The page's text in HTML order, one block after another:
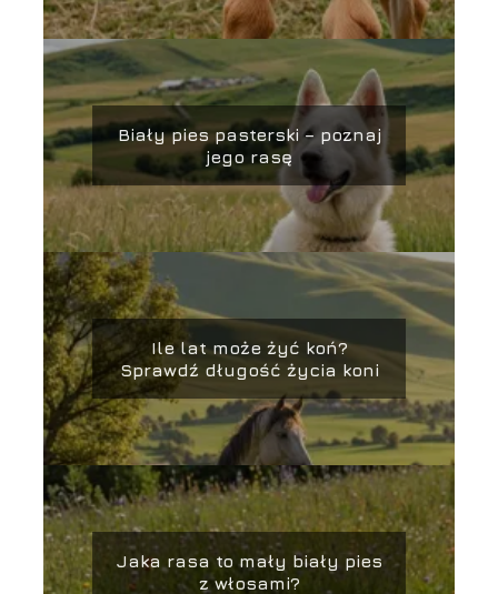
Biały pies pasterski – poznaj
jego rasę
Ile lat może żyć koń?
Sprawdź długość życia koni
Jaka rasa to mały biały pies
z włosami?